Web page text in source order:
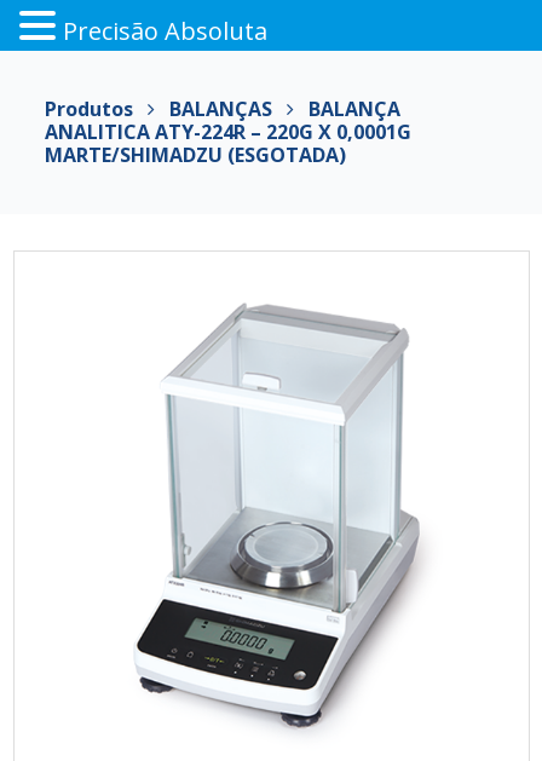
para
conteúdo
Produtos BALANÇAS
BALANÇA
ANALITICA ATY-224R – 220G X 0,0001G
MARTE/SHIMADZU (ESGOTADA)
Precisão Absoluta